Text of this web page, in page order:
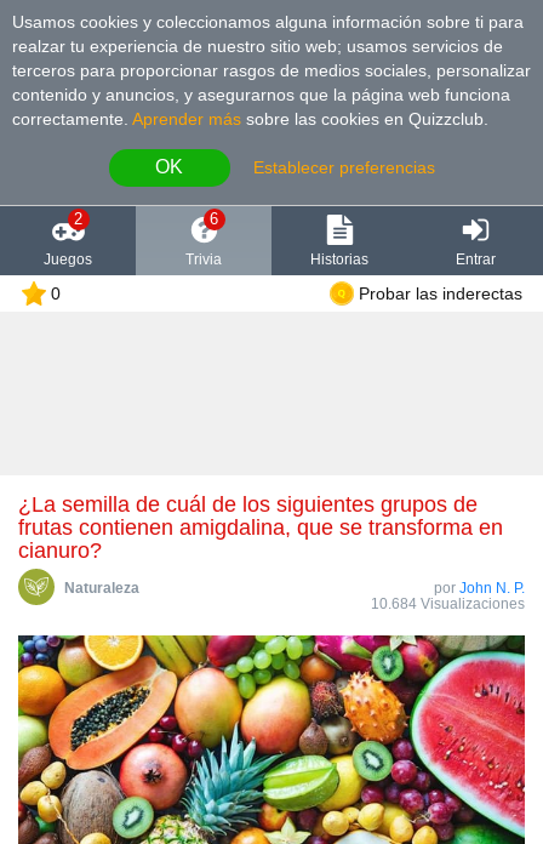
Usamos cookies y coleccionamos alguna información sobre ti para
realzar tu experiencia de nuestro sitio web; usamos servicios de
terceros para proporcionar rasgos de medios sociales, personalizar
contenido y anuncios, y asegurarnos que la página web funciona
correctamente. Aprender más sobre las cookies en Quizzclub.
OK Establecer preferencias
2
Juegos
6
Trivia Historias Entrar
0 Probar las inderectas
¿La semilla de cuál de los siguientes grupos de
frutas contienen amigdalina, que se transforma en
cianuro?
Naturaleza por John N. P.
10.684 Visualizaciones